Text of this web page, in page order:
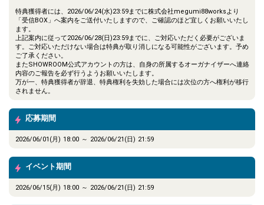
特典獲得者には、2026/06/24(水)23:59までに株式会社megumi88worksより
「受信BOX」へ案内をご送付いたしますので、ご確認のほど宜しくお願いいたし
ます。
上記案内に従って2026/06/28(日)23:59までに、ご対応いただく必要がございま
す。ご対応いただけない場合は特典が取り消しになる可能性がございます。予め
ご了承ください。
またSHOWROOM公式アカウントの方は、自身の所属するオーガナイザーへ連絡
内容のご報告を必ず行うようお願いいたします。
万が一、特典獲得者が辞退、特典権利を失効した場合には次位の方へ権利が移行
されません。
応募期間
2026/06/01(月) 18:00 ～ 2026/06/21(日) 21:59
イベント期間
2026/06/15(月) 18:00 ～ 2026/06/21(日) 21:59